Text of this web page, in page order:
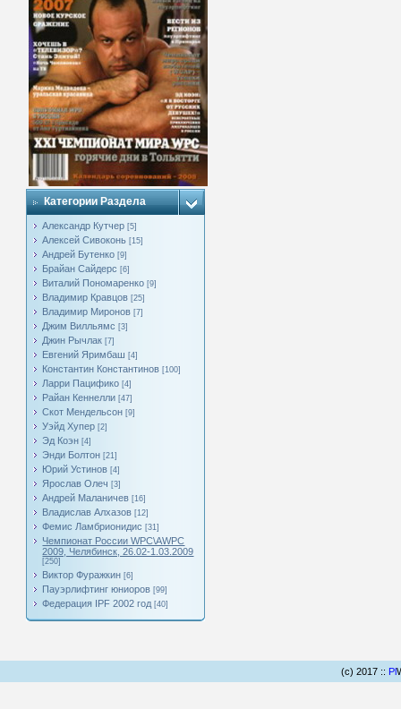
Категории Раздела
Александр Кутчер [5]
Алексей Сивоконь [15]
Андрей Бутенко [9]
Брайан Сайдерс [6]
Виталий Пономаренко [9]
Владимир Кравцов [25]
Владимир Миронов [7]
Джим Вилльямс [3]
Джин Рычлак [7]
Евгений Яримбаш [4]
Константин Константинов [100]
Ларри Пацифико [4]
Райан Кеннелли [47]
Скот Мендельсон [9]
Уэйд Хупер [2]
Эд Коэн [4]
Энди Болтон [21]
Юрий Устинов [4]
Ярослав Олеч [3]
Андрей Маланичев [16]
Владислав Алхазов [12]
Фемис Ламбрионидис [31]
Чемпионат России WPC\AWPC
2009, Челябинск, 26.02-1.03.2009
[250]
Виктор Фуражкин [6]
Пауэрлифтинг юниоров [99]
Федерация IPF 2002 год [40]
(c) 2017 :: Pl